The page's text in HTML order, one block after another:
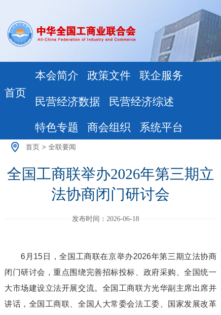
首页
本会简介 政策文件 联企服务
民营经济数据 民营经济综述
特色专题 商会组织 系统平台
首页 > 全联要闻
全国工商联举办2026年第三期立
法协商闭门研讨会
发布时间：2026-06-18
6月15日，全国工商联在京举办2026年第三期立法协商
闭门研讨会，重点围绕完善招标投标、政府采购、全国统一
大市场建设立法开展交流。全国工商联方光华副主席出席并
讲话，全国工商联、全国人大常委会法工委、国家发展改革